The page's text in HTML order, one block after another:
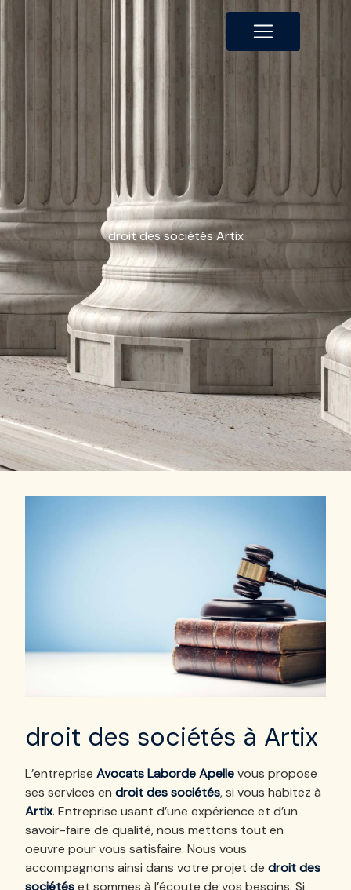
droit des sociétés Artix
droit des sociétés à Artix
L’entreprise Avocats Laborde Apellevous propose
ses services en droit des sociétés, si vous habitez à
Artix. Entreprise usant d’une expérience et d’un
savoir-faire de qualité, nous mettons tout en
oeuvre pour vous satisfaire. Nous vous
accompagnons ainsi dans votre projet de droit des
sociétéset sommes à l’écoute de vos besoins. Si